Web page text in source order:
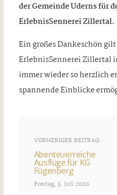
der Gemeinde Uderns für
ErlebnisSennerei Zillertal.
Ein großes Dankeschön
ErlebnisSennerei Zillertal
immer wieder so herzlich
spannende Einblicke
VORHERIGER BEITRAG
Abenteuerreiche
Ausflüge für KG
Fügenberg
Freitag, 3. Juli 2026